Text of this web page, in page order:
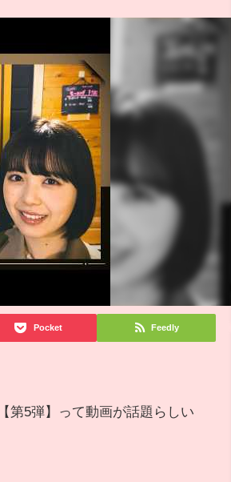
Pocket Feedly
第5弾】って動画が話題らしい